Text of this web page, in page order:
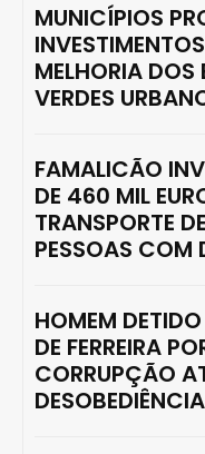
MUNICÍPIOS
MELHORIA DOS
VERDES
FAMALICÃO
DE 460 MIL
TRANSPORTE
PESSOAS COM
HOMEM
DE FERREIRA
CORRUPÇÃO
DESOBEDIÊNCIA